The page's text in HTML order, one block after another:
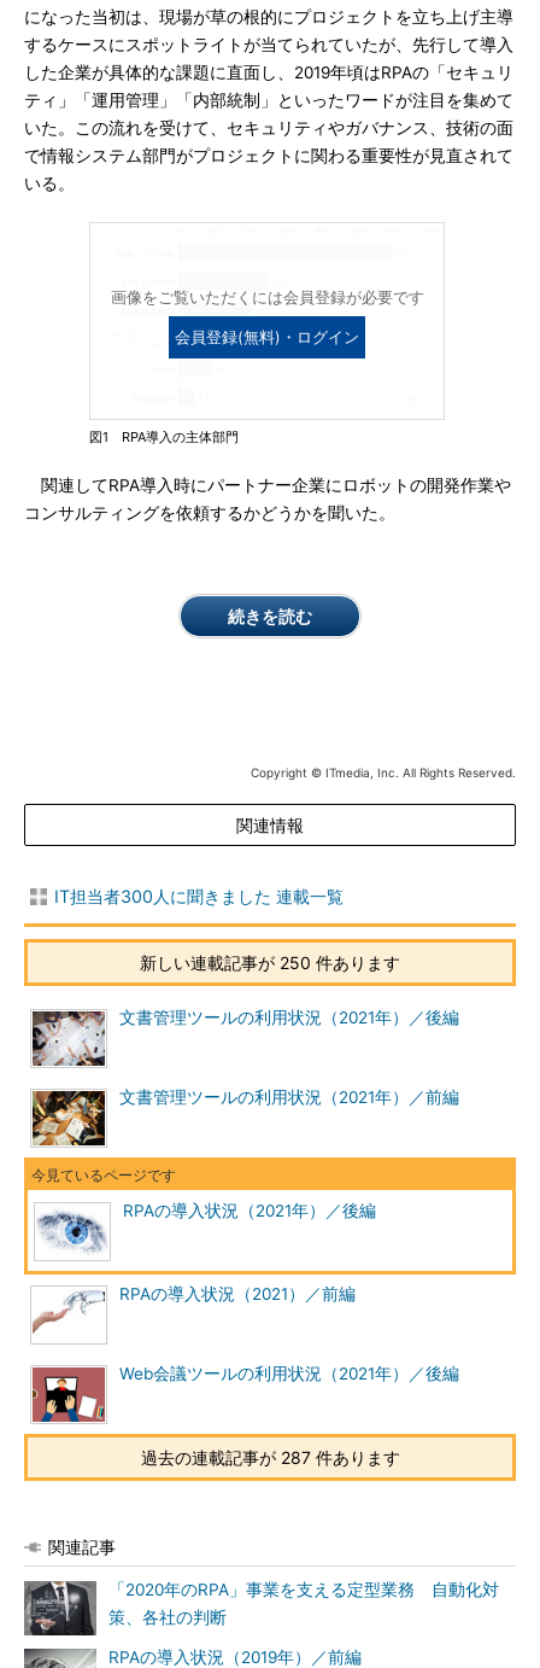
になった当初は、現場が草の根的にプロジェクトを立ち上げ主導
するケースにスポットライトが当てられていたが、先行して導入
した企業が具体的な課題に直面し、2019年頃はRPAの「セキュリ
ティ」「運用管理」「内部統制」といったワードが注目を集めて
いた。この流れを受けて、セキュリティやガバナンス、技術の面
で情報システム部門がプロジェクトに関わる重要性が見直されて
いる。
画像をご覧いただくには会員登録が必要です
会員登録(無料)・ログイン
図1 RPA導入の主体部門
関連してRPA導入時にパートナー企業にロボットの開発作業や
コンサルティングを依頼するかどうかを聞いた。
続きを読む
Copyright © ITmedia, Inc. All Rights Reserved.
関連情報
IT担当者300人に聞きました 連載一覧
新しい連載記事が 250 件あります
文書管理ツールの利用状況（2021年）／後編
文書管理ツールの利用状況（2021年）／前編
RPAの導入状況（2021年）／後編
RPAの導入状況（2021）／前編
Web会議ツールの利用状況（2021年）／後編
過去の連載記事が 287 件あります
関連記事
「2020年のRPA」事業を支える定型業務 自動化対
策、各社の判断
RPAの導入状況（2019年）／前編